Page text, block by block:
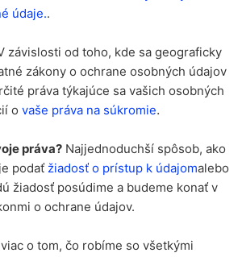
údaje..
závislosti od toho, kde sa geograficky
zákony o ochrane osobných údajov
práva týkajúce sa vašich osobných
o vaše práva na súkromie.
práva? Najjednoduchší spôsob, ako
podať žiadosť o prístup k údajomalebo
žiadosť posúdime a budeme konať v
o ochrane údajov.
o tom, čo robíme so všetkými